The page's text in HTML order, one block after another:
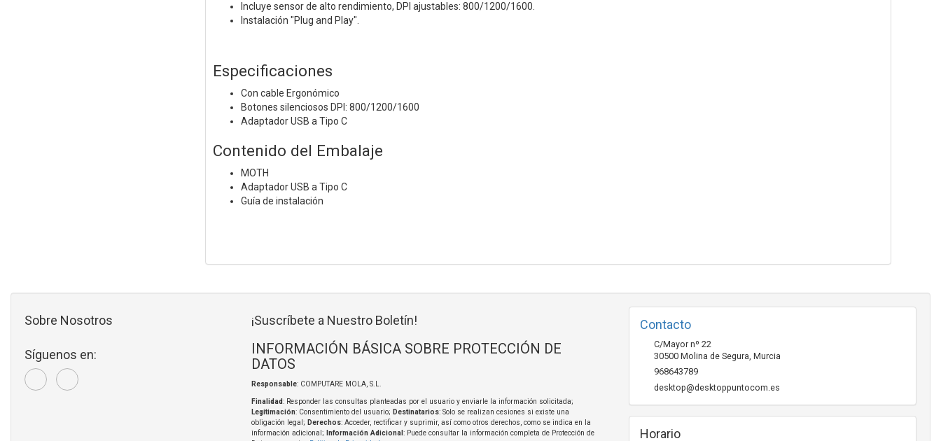
Incluye sensor de alto rendimiento, DPI ajustables: 800/1200/1600.
Instalación "Plug and Play".
Especificaciones
Con cable Ergonómico
Botones silenciosos DPI: 800/1200/1600
Adaptador USB a Tipo C
Contenido del Embalaje
MOTH
Adaptador USB a Tipo C
Guía de instalación
Sobre Nosotros
Síguenos en:
¡Suscríbete a Nuestro Boletín!
INFORMACIÓN BÁSICA SOBRE PROTECCIÓN DE
DATOS
Responsable: COMPUTARE MOLA, S.L.
Finalidad: Responder las consultas planteadas por el usuario y enviarle la información solicitada;
Legitimación: Consentimiento del usuario; Destinatarios: Solo se realizan cesiones si existe una
obligación legal; Derechos: Acceder, rectificar y suprimir, así como otros derechos, como se indica en la
información adicional;
Información Adicional : Puede consultar la información completa de Protección de
Contacto
C/Mayor nº 22
30500 Molina de Segura, Murcia
968643789
desktop@desktoppuntocom.es
Horario